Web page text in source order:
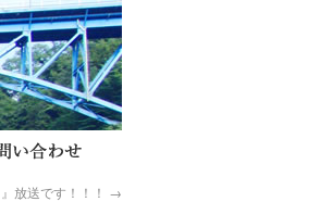
放送です！！！ →